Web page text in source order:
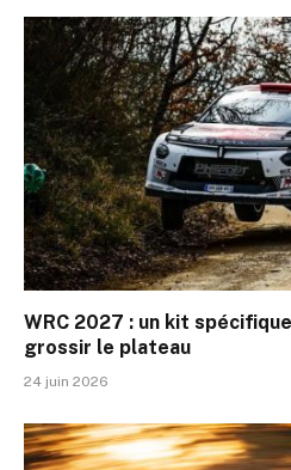
WRC 2027 : un kit
grossir le plateau
24 juin 2026